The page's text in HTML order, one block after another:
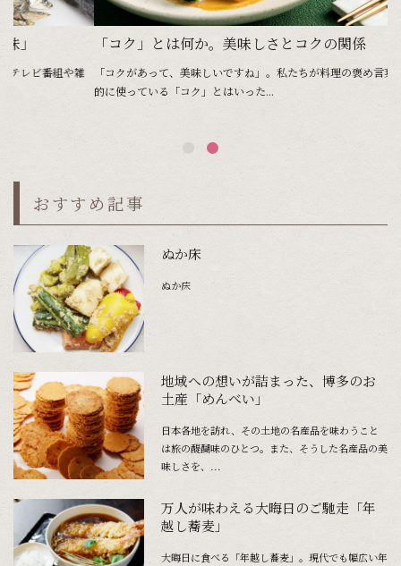
「コク」とは何か。美味しさとコクの関係
「コクがあって、美味しいですね」。私たちが料理の褒め言葉として、日常
的に使っている「コク」とはいった...
おすすめ記事
ぬか床
ぬか床
地域への想いが詰まった、博多のお
土産「めんべい」
日本各地を訪れ、その土地の名産品を味わうこと
は旅の醍醐味のひとつ。また、そうした名産品の美
味しさを、...
万人が味わえる大晦日のご馳走「年
越し蕎麦」
大晦日に食べる「年越し蕎麦」。現代でも幅広い年